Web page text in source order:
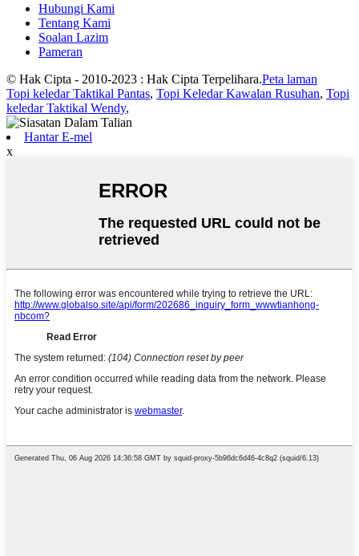
Hubungi Kami
Tentang Kami
Soalan Lazim
Pameran
© Hak Cipta - 2010-2023 : Hak Cipta Terpelihara.Peta laman
Topi keledar Taktikal Pantas, Topi Keledar Kawalan Rusuhan, Topi
keledar Taktikal Wendy,
Hantar E-mel
x